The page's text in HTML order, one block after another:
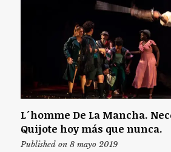
L´homme De La Mancha.
Quijote hoy más que nunca.
Published on 8 mayo 2019